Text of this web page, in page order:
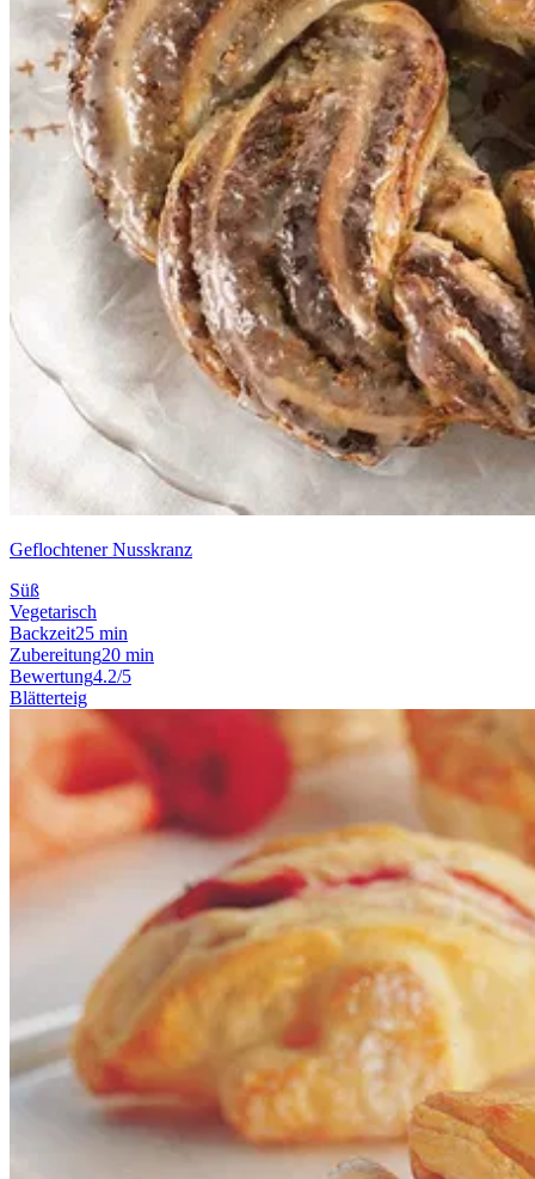
Geflochtener Nusskranz
Süß
Vegetarisch
Backzeit25 min
Zubereitung20 min
Bewertung4.2/5
Blätterteig